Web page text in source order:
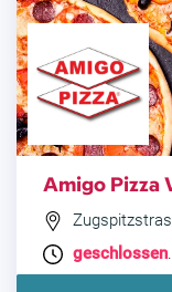
Amigo Pizza
geschlossen